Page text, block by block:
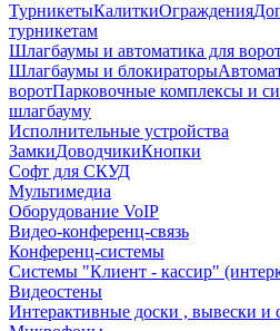
ТурникетыКалиткиОграждения
турникетам
Шлагбаумы и автоматика для
Шлагбаумы и блокираторы
воротПарковочные комплексы и
шлагбауму
Исполнительные устройства
ЗамкиДоводчикиКнопки
Софт для СКУД
Мультимедиа
Оборудование VoIP
Видео-конференц-связь
Конференц-системы
Системы "Клиент - кассир"
Видеостены
Интерактивные доски , вывески и